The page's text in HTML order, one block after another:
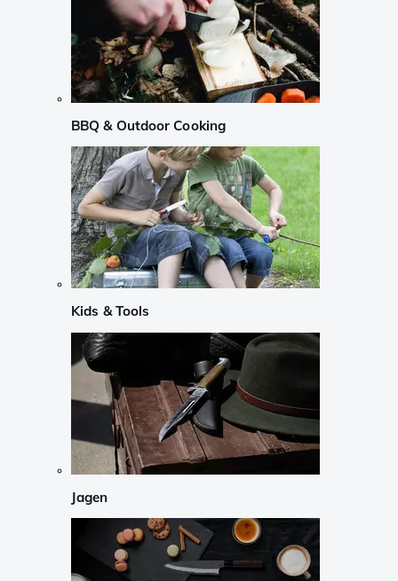
BBQ & Outdoor Cooking
Kids & Tools
Jagen